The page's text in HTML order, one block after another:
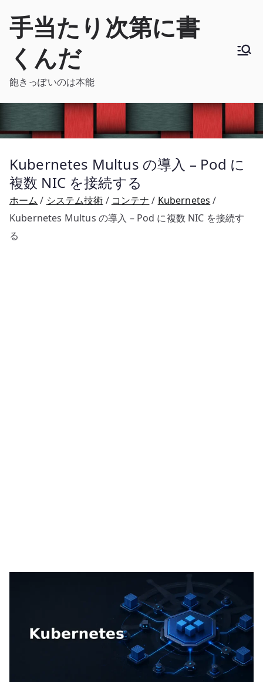
手当たり次第に書
くんだ
飽きっぽいのは本能
Kubernetes Multus の導入 – Pod に
複数 NIC を接続する
ホーム システム技術 コンテナ
Kubernetes
Kubernetes Multus の導入 – Pod に複数 NIC を接続す
る